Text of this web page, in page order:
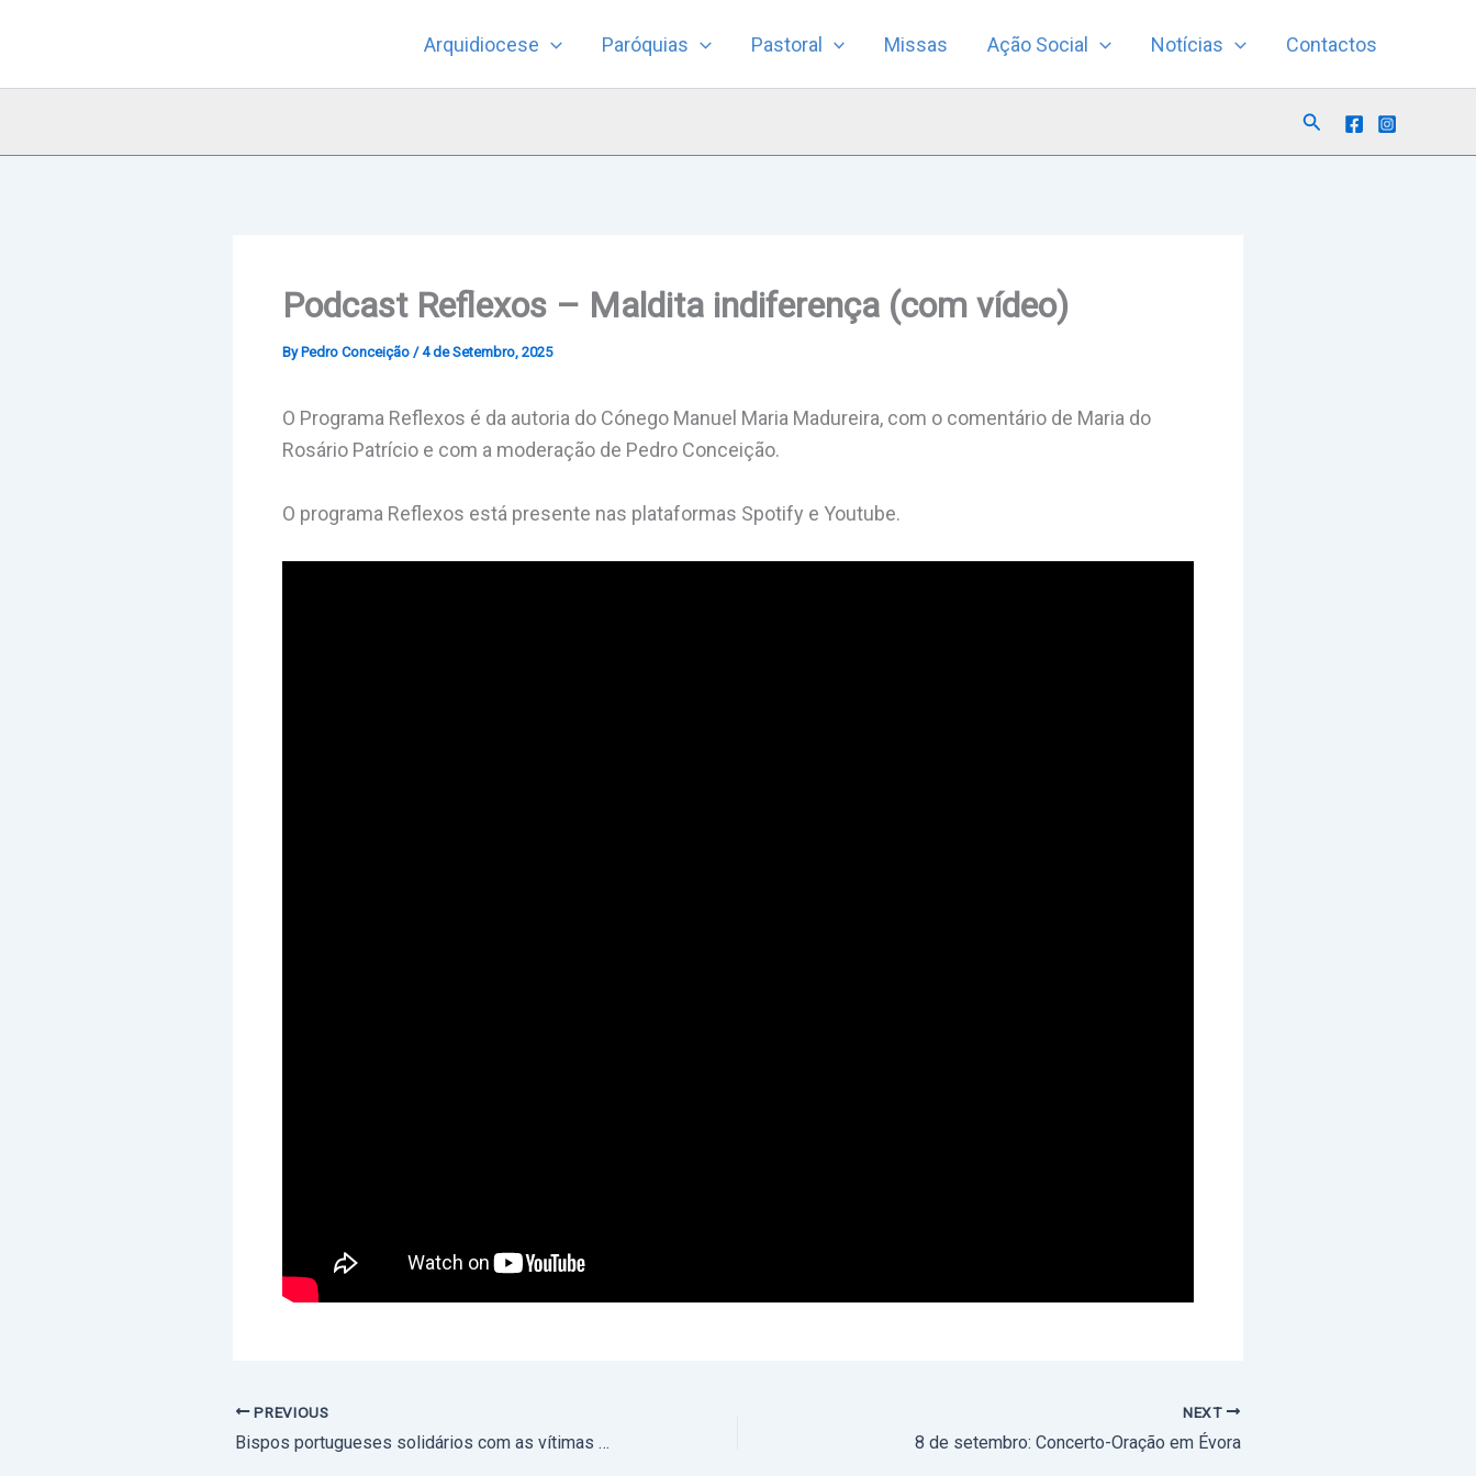
Arquidiocese Paróquias Pastoral Missas Ação Social Notícias Contactos
Search
Podcast Reflexos – Maldita indiferença (com vídeo)
By Pedro Conceição /4 de Setembro, 2025
O Programa Reflexos é da autoria do Cónego Manuel Maria Madureira, com o comentário de Maria do
Rosário Patrício e com a moderação de Pedro Conceição.
O programa Reflexos está presente nas plataformas Spotify e Youtube.
PREVIOUS
Bispos portugueses solidários com as vítimas do grave acidente em Lisboa
NEXT
8 de setembro: Concerto-Oração em Évora